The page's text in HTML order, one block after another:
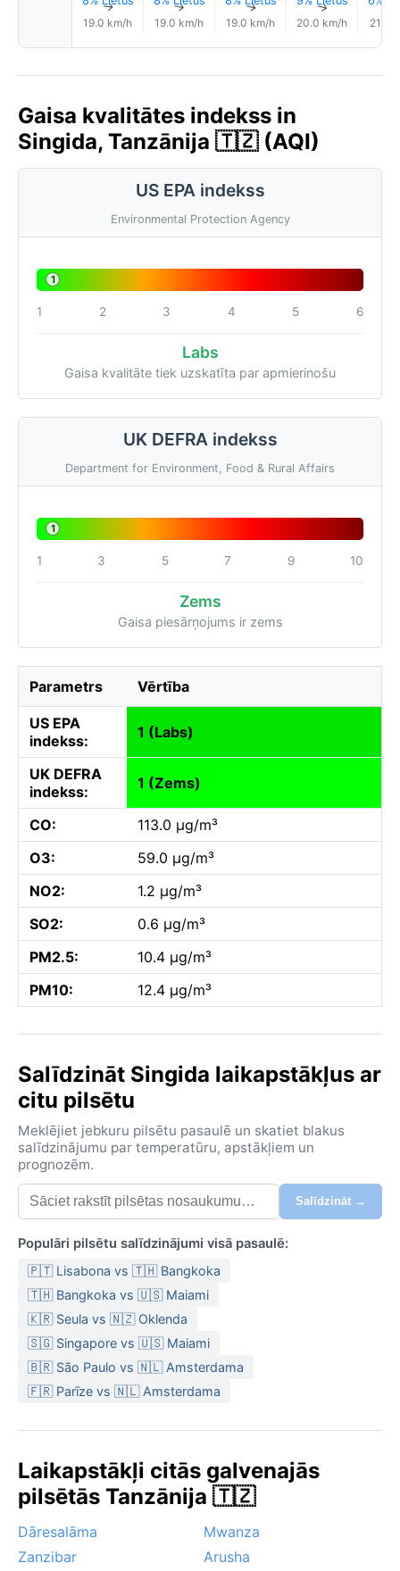
↑
19.0 km/h
↑
19.0 km/h
↑
19.0 km/h
↑
20.0 km/h 21.0
Gaisa kvalitātes indekss in
Singida, Tanzānija 🇹🇿 (AQI)
US EPA indekss
Environmental Protection Agency
1
1 2 3 4 5 6
Labs
Gaisa kvalitāte tiek uzskatīta par apmierinošu
UK DEFRA indekss
Department for Environment, Food & Rural Affairs
1
1 3 5 7 9 10
Zems
Gaisa piesārņojums ir zems
Parametrs Vērtība
US EPA
indekss:
1 (Labs)
UK DEFRA
indekss:
1 (Zems)
CO:
113.0 µg/m³
O3:
59.0 µg/m³
NO2:
1.2 µg/m³
SO2:
0.6 µg/m³
PM2.5:
10.4 µg/m³
PM10:
12.4 µg/m³
Salīdzināt Singida laikapstākļus ar
citu pilsētu
Meklējiet jebkuru pilsētu pasaulē un skatiet blakus
salīdzinājumu par temperatūru, apstākļiem un
prognozēm.
Salīdzināt →
Populāri pilsētu salīdzinājumi visā pasaulē:
🇵🇹 Lisabona vs 🇹🇭 Bangkoka
🇹🇭 Bangkoka vs 🇺🇸 Maiami
🇰🇷 Seula vs 🇳🇿 Oklenda
🇸🇬 Singapore vs 🇺🇸 Maiami
🇧🇷 São Paulo vs 🇳🇱 Amsterdama
🇫🇷 Parīze vs 🇳🇱 Amsterdama
Laikapstākļi citās galvenajās
pilsētās Tanzānija 🇹🇿
Dāresalāma
Mwanza
Zanzibar
Arusha